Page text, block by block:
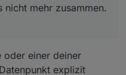
mehr zusammen.
oder einer deiner
explizit